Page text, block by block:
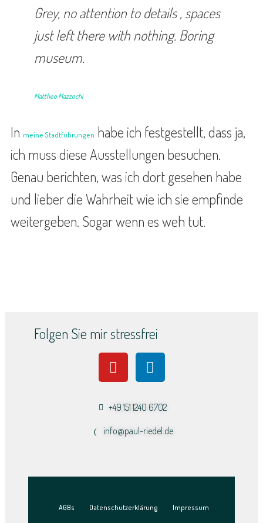
Grey, no attention to details , spaces
just left there with nothing. Boring
museum.
Mattheo Mazzochi
In meine Stadtführungen habe ich festgestellt, dass ja,
ich muss diese Ausstellungen besuchen.
Genau berichten, was ich dort gesehen habe
und lieber die Wahrheit wie ich sie empfinde
weitergeben. Sogar wenn es weh tut.
Folgen Sie mir stressfrei
+49 151 1240 6702
info@paul-riedel.de​
AGBs Datenschutzerklärung Impressum